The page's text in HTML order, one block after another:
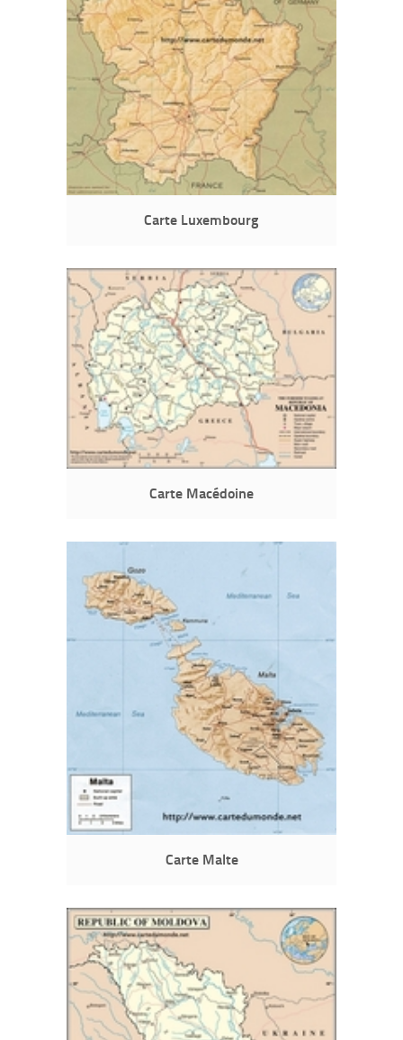
Carte Luxembourg
Carte Macédoine
Carte Malte